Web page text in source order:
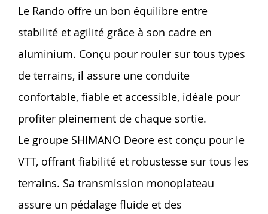
Le Rando offre un bon équilibre entre
stabilité et agilité grâce à son cadre en
aluminium. Conçu pour rouler sur tous types
de terrains, il assure une conduite
confortable, fiable et accessible, idéale pour
profiter pleinement de chaque sortie.
Le groupe SHIMANO Deore est conçu pour le
VTT, offrant fiabilité et robustesse sur tous les
terrains. Sa transmission monoplateau
assure un pédalage fluide et des